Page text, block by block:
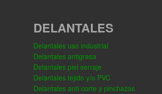
DELANTALES
Delantales uso industrial
Delantales antigrasa
Delantales piel serraje
Delantales tejido y/o PVC
Delantales anti-corte y pinchazos